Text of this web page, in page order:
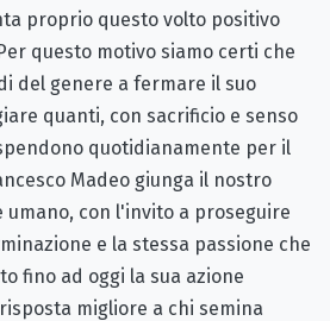
proprio questo volto positivo
questo motivo siamo certi che
del genere a fermare il suo
quanti, con sacrificio e senso
quotidianamente per il
Madeo giunga il nostro
umano, con l'invito a proseguire
e la stessa passione che
fino ad oggi la sua azione
migliore a chi semina